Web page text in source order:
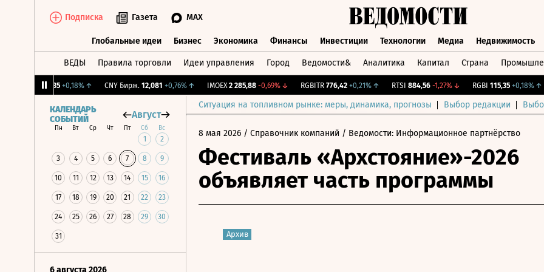
Подписка Газета MAX
Глобальные идеи Бизнес Экономика Финансы Инвестиции Технологии Медиа Недвижимость
ВЕДЫ Правила торговли Идеи управления Город Ведомости& Аналитика Капитал Страна
+0,18% ↑ CNY Бирж. 12,081 +0,76%↑ IMOEX 2 285,88 -0,69%↓ RGBITR 776,42 +0,21%↑ RTSI 884,56 -1,27%↓ RGBI 115,35 +0,18% ↑
Ситуация на топливном рынке: меры, динамика, прогнозы Выбор редакции
КАЛЕНДАРЬ
СОБЫТИЙ
Август
Пн Вт Ср Чт Пт Сб Вс
1 2
3 4 5 6 7 8 9
10 11 12 13 14 15 16
17 18 19 20 21 22 23
24 25 26 27 28 29 30
31
6 августа 2026
8 мая 2026 / Справочник компаний / Ведомости: Информационное партнёрство
Фестиваль «Архстояние»-2026
объявляет часть программы
Архив